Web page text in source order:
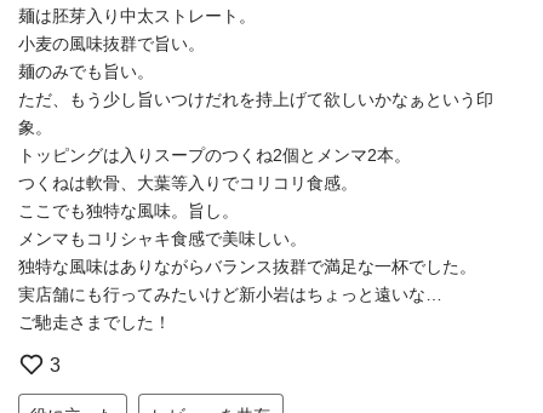
麺は胚芽入り中太ストレート。
小麦の風味抜群で旨い。
麺のみでも旨い。
ただ、もう少し旨いつけだれを持上げて欲しいかなぁという印
象。
トッピングは入りスープのつくね2個とメンマ2本。
つくねは軟骨、大葉等入りでコリコリ食感。
ここでも独特な風味。旨し。
メンマもコリシャキ食感で美味しい。
独特な風味はありながらバランス抜群で満足な一杯でした。
実店舗にも行ってみたいけど新小岩はちょっと遠いな…
ご馳走さまでした！
3